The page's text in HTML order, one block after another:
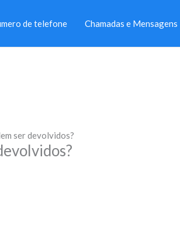
de telefone Chamadas e Mensagens
ser devolvidos?